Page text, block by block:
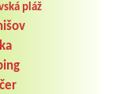
pláž